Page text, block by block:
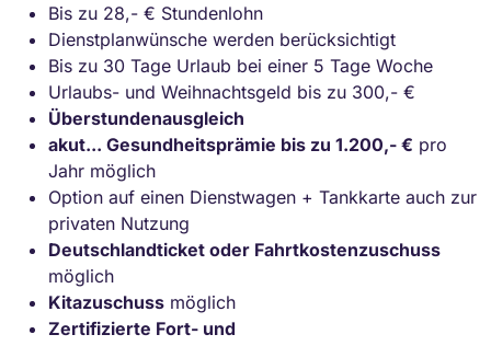
Bis zu 28,- € Stundenlohn
Dienstplanwünsche werden berücksichtigt
Bis zu 30 Tage Urlaub bei einer 5 Tage Woche
Urlaubs- und Weihnachtsgeld bis zu 300,- €
Überstundenausgleich
akut... Gesundheitsprämie bis zu 1.200,- € pro
Jahr möglich
Option auf einen Dienstwagen + Tankkarte auch zur
privaten Nutzung
Deutschlandticket oder Fahrtkostenzuschuss
möglich
Kitazuschuss möglich
Zertifizierte Fort- und